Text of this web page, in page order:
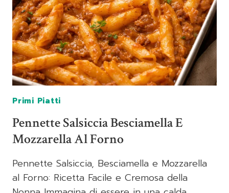
Primi Piatti
Pennette Salsiccia Besciamella E
Mozzarella Al Forno
Pennette Salsiccia, Besciamella e Mozzarella
al Forno: Ricetta Facile e Cremosa della